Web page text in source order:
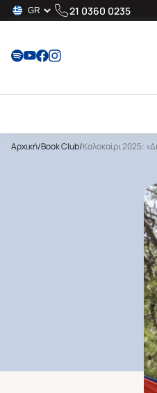
21 0360 0235
Αρχική/Book Club/Καλοκαίρι 2025: